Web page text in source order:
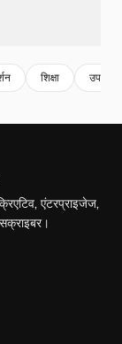
शिक्षा उपकरण
एंटरप्राइजेज,